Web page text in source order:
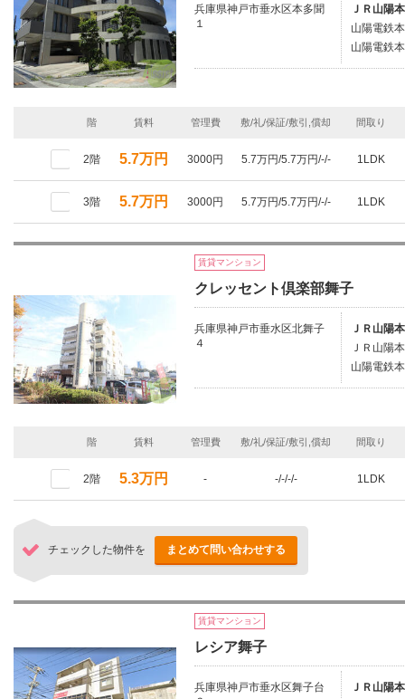
兵庫県神戸市垂水区本多聞
１
ＪＲ山陽
山陽電鉄
山陽電鉄
階 賃料 管理費 敷/礼/保証/敷引,償却 間取り
2階 5.7万円 3000円 5.7万円/5.7万円/-/- 1LDK
3階 5.7万円 3000円 5.7万円/5.7万円/-/- 1LDK
賃貸マンション
クレッセント倶楽部舞子
兵庫県神戸市垂水区北舞子
４
ＪＲ山陽
ＪＲ山陽
山陽電鉄
階 賃料 管理費 敷/礼/保証/敷引,償却 間取り
2階 5.3万円 - -/-/-/- 1LDK
チェックした物件を まとめて問い合わせする
賃貸マンション
レシア舞子
兵庫県神戸市垂水区舞子台
ＪＲ山陽